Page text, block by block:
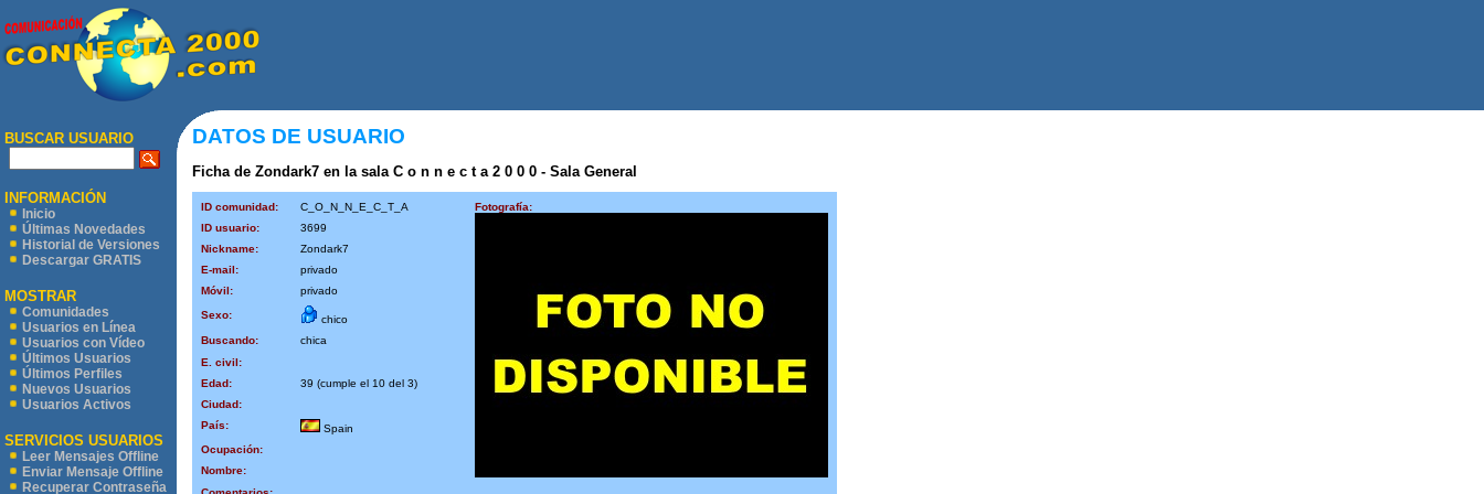
BUSCAR USUARIO
INFORMACIÓN
Inicio
Últimas Novedades
Historial de Versiones
Descargar GRATIS
MOSTRAR
Comunidades
Usuarios en Línea
Usuarios con Vídeo
Últimos Usuarios
Últimos Perfiles
Nuevos Usuarios
Usuarios Activos
SERVICIOS USUARIOS
Leer Mensajes Offline
Enviar Mensaje Offline
Recuperar Contraseña
DATOS DE USUARIO
Ficha de Zondark7 en la sala C o n n e c t a 2 0 0 0 - Sala General
ID comunidad: C_O_N_N_E_C_T_A
Fotografía:
ID usuario:
3699
Nickname:
Zondark7
E-mail:
privado
Móvil:
privado
Sexo:
chico
Buscando:
chica
E. civil:
Edad:
39 (cumple el 10 del 3)
Ciudad:
País:
Spain
Ocupación:
Nombre: